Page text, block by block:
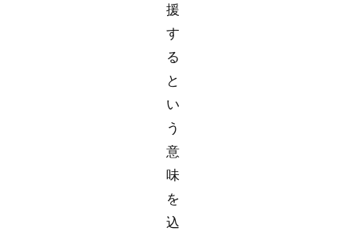
援
す
る
と
い
う
意
味
を
込